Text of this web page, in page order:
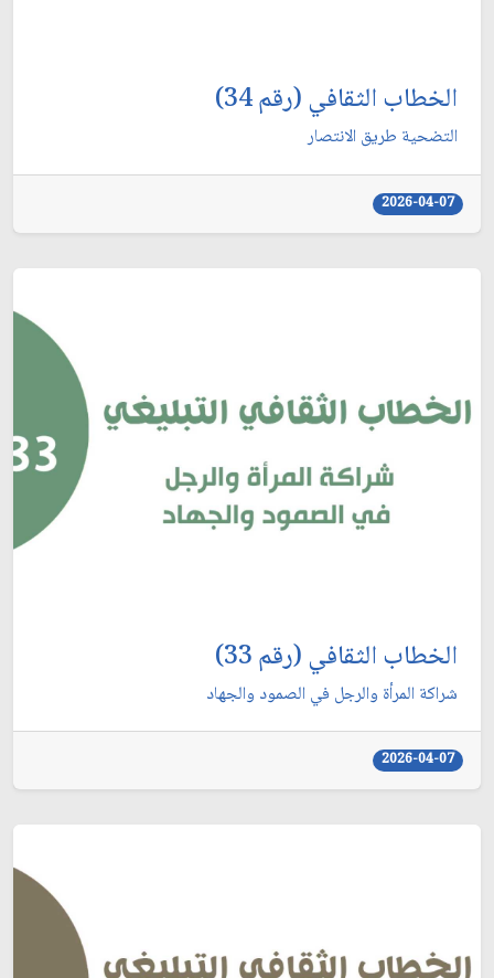
الخطاب الثقافي (رقم 34)
التضحية طريق الانتصار
2026-04-07
الخطاب الثقافي (رقم 33)
شراكة المرأة والرجل في الصمود والجهاد
2026-04-07